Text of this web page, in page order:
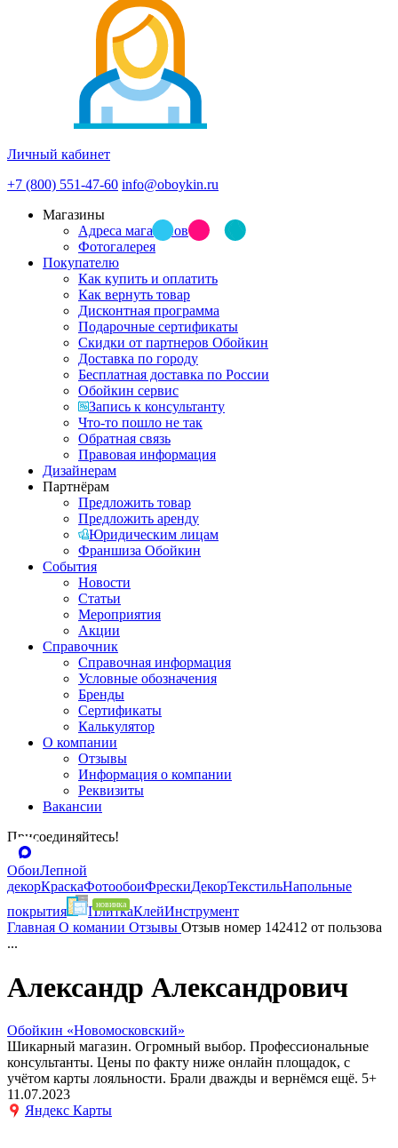
Личный кабинет
+7 (800) 551-47-60 info@oboykin.ru
Магазины
Адреса магазинов
Фотогалерея
Покупателю
Как купить и оплатить
Как вернуть товар
Дисконтная программа
Подарочные сертификаты
Скидки от партнеров Обойкин
Доставка по городу
Бесплатная доставка по России
Обойкин сервис
Запись к консультанту
Что-то пошло не так
Обратная связь
Правовая информация
Дизайнерам
Партнёрам
Предложить товар
Предложить аренду
Юридическим лицам
Франшиза Обойкин
События
Новости
Статьи
Мероприятия
Акции
Справочник
Справочная информация
Условные обозначения
Бренды
Сертификаты
Калькулятор
О компании
Отзывы
Информация о компании
Реквизиты
Вакансии
Присоединяйтесь!
ОбоиЛепной
декорКраскаФотообоиФрескиДекорТекстильНапольные
покрытия
ПлиткаКлейИнструмент
Главная О комании Отзывы Отзыв номер 142412 от пользова
...
Александр Александрович
Обойкин «Новомосковский»
Шикарный магазин. Огромный выбор. Профессиональные
консультанты. Цены по факту ниже онлайн площадок, с
учётом карты лояльности. Брали дважды и вернёмся ещё. 5+
11.07.2023
Яндекс Карты